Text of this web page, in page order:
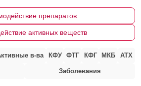
препаратов
активных веществ
в-ва КФУ ФТГ КФГ МКБ АТХ
Заболевания